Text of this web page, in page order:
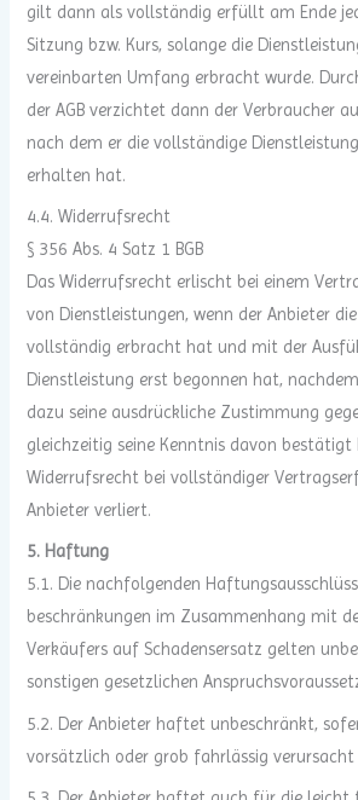
gilt dann als vollständig erfüllt am Ende
Sitzung bzw. Kurs, solange die
vereinbarten Umfang erbracht wurde.
der AGB verzichtet dann der Verbraucher
nach dem er die vollständige
erhalten hat.
4.4. Widerrufsrecht
§ 356 Abs. 4 Satz 1 BGB
Das Widerrufsrecht erlischt bei einem
von Dienstleistungen, wenn der Anbieter
vollständig erbracht hat und mit der
Dienstleistung erst begonnen hat,
dazu seine ausdrückliche Zustimmung
gleichzeitig seine Kenntnis davon bestätigt
Widerrufsrecht bei vollständiger
Anbieter verliert.
5. Haftung
5.1. Die nachfolgenden
beschränkungen im Zusammenhang mit
Verkäufers auf Schadensersatz gelten
sonstigen gesetzlichen
5.2. Der Anbieter haftet unbeschränkt,
vorsätzlich oder grob fahrlässig verursacht